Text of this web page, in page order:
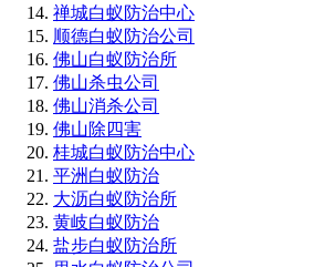
禅城白蚁防治中心
顺德白蚁防治公司
佛山白蚁防治所
佛山杀虫公司
佛山消杀公司
佛山除四害
桂城白蚁防治中心
平洲白蚁防治
大沥白蚁防治所
黄岐白蚁防治
盐步白蚁防治所